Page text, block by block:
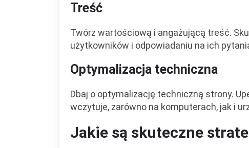
Treść
Twórz wartościową i angażującą treść.
użytkowników i odpowiadaniu na ich
Optymalizacja techniczna
Dbaj o optymalizację techniczną strony.
wczytuje, zarówno na komputerach, jak i
Jakie są skuteczne